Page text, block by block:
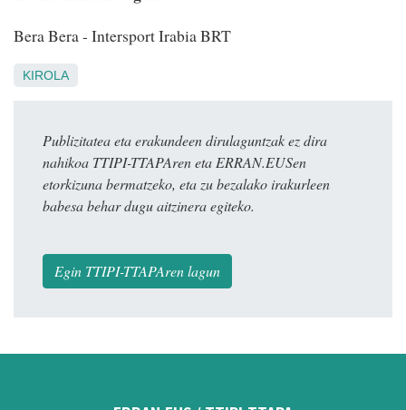
Bera Bera - Intersport Irabia BRT
KIROLA
Publizitatea eta erakundeen dirulaguntzak ez dira
nahikoa TTIPI-TTAPAren eta ERRAN.EUSen
etorkizuna bermatzeko, eta zu bezalako irakurleen
babesa behar dugu aitzinera egiteko.
Egin TTIPI-TTAPAren lagun